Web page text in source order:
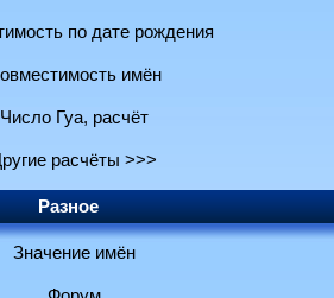
по дате рождения
имён
Число Гуа, расчёт
расчёты >>>
Разное
Значение имён